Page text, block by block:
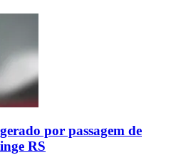
por passagem de
RS